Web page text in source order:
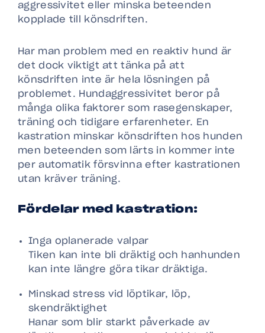
aggressivitet eller minska beteenden
kopplade till könsdriften.
Har man problem med en reaktiv hund är
det dock viktigt att tänka på att
könsdriften inte är hela lösningen på
problemet. Hundaggressivitet beror på
många olika faktorer som rasegenskaper,
träning och tidigare erfarenheter. En
kastration minskar könsdriften hos hunden
men beteenden som lärts in kommer inte
per automatik försvinna efter kastrationen
utan kräver träning.
Fördelar med kastration:
Inga oplanerade valpar
Tiken kan inte bli dräktig och hanhunden
kan inte längre göra tikar dräktiga.
Minskad stress vid löptikar, löp,
skendräktighet
Hanar som blir starkt påverkade av